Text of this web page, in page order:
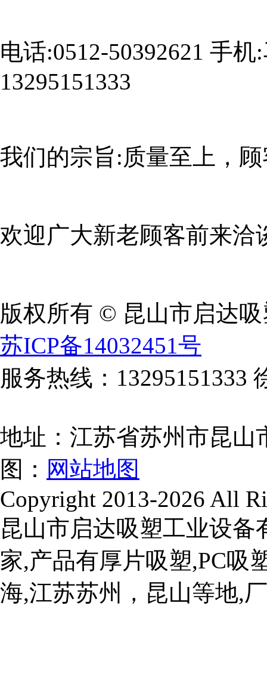
电话:0512-50392621 手
13295151333
我们的宗旨:质量至上，
欢迎广大新老顾客前来洽
版权所有 © 昆山市启达
苏ICP备14032451号
服务热线：13295151333
地址：江苏省苏州市昆
图： 网站地图
Copyright 2013-2026 All
昆山市启达吸塑工业设
家,产品有厚片吸塑,PC吸
海,江苏苏州，昆山等地,